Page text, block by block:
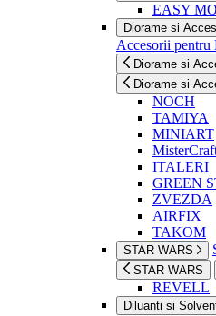
EASY
Diorame si
Accesorii pentru
Diorame si
Diorame si
NOCH
TAMIYA
MINIART
ITALERI
GREEN
ZVEZDA
AIRFIX
TAKOM
STAR WARS
STAR WARS
REVELL
Diluanti si